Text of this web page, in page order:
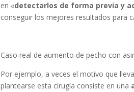
en «detectarlos de forma previa y
conseguir los mejores resultados para
Caso real de aumento de pecho con
Por ejemplo, a veces el motivo que
plantearse esta cirugía consiste en una